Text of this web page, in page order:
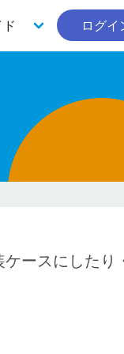
ログイ
ースにしたり